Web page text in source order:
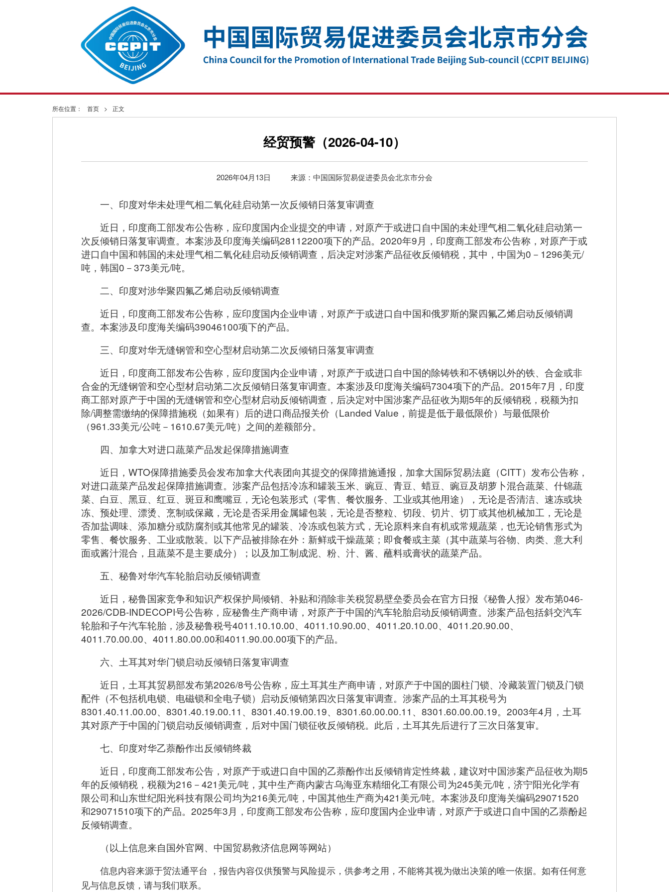
所在位置： 首页 > 正文
经贸预警（2026-04-10）
2026年04月13日 来源：中国国际贸易促进委员会北京市分会
一、印度对华未处理气相二氧化硅启动第一次反倾销日落复审调查
近日，印度商工部发布公告称，应印度国内企业提交的申请，对原产于或进口自中国的未处理气相二氧化硅启动第一
次反倾销日落复审调查。本案涉及印度海关编码28112200项下的产品。2020年9月，印度商工部发布公告称，对原产于或
进口自中国和韩国的未处理气相二氧化硅启动反倾销调查，后决定对涉案产品征收反倾销税，其中，中国为0－1296美元/
吨，韩国0－373美元/吨。
二、印度对涉华聚四氟乙烯启动反倾销调查
近日，印度商工部发布公告称，应印度国内企业申请，对原产于或进口自中国和俄罗斯的聚四氟乙烯启动反倾销调
查。本案涉及印度海关编码39046100项下的产品。
三、印度对华无缝钢管和空心型材启动第二次反倾销日落复审调查
近日，印度商工部发布公告称，应印度国内企业申请，对原产于或进口自中国的除铸铁和不锈钢以外的铁、合金或非
合金的无缝钢管和空心型材启动第二次反倾销日落复审调查。本案涉及印度海关编码7304项下的产品。2015年7月，印度
商工部对原产于中国的无缝钢管和空心型材启动反倾销调查，后决定对中国涉案产品征收为期5年的反倾销税，税额为扣
除/调整需缴纳的保障措施税（如果有）后的进口商品报关价（Landed Value，前提是低于最低限价）与最低限价
（961.33美元/公吨－1610.67美元/吨）之间的差额部分。
四、加拿大对进口蔬菜产品发起保障措施调查
近日，WTO保障措施委员会发布加拿大代表团向其提交的保障措施通报，加拿大国际贸易法庭（CITT）发布公告称，
对进口蔬菜产品发起保障措施调查。涉案产品包括冷冻和罐装玉米、豌豆、青豆、蜡豆、豌豆及胡萝卜混合蔬菜、什锦蔬
菜、白豆、黑豆、红豆、斑豆和鹰嘴豆，无论包装形式（零售、餐饮服务、工业或其他用途），无论是否清洁、速冻或块
冻、预处理、漂烫、烹制或保藏，无论是否采用金属罐包装，无论是否整粒、切段、切片、切丁或其他机械加工，无论是
否加盐调味、添加糖分或防腐剂或其他常见的罐装、冷冻或包装方式，无论原料来自有机或常规蔬菜，也无论销售形式为
零售、餐饮服务、工业或散装。以下产品被排除在外：新鲜或干燥蔬菜；即食餐或主菜（其中蔬菜与谷物、肉类、意大利
面或酱汁混合，且蔬菜不是主要成分）；以及加工制成泥、粉、汁、酱、蘸料或膏状的蔬菜产品。
五、秘鲁对华汽车轮胎启动反倾销调查
近日，秘鲁国家竞争和知识产权保护局倾销、补贴和消除非关税贸易壁垒委员会在官方日报《秘鲁人报》发布第046-
2026/CDB-INDECOPI号公告称，应秘鲁生产商申请，对原产于中国的汽车轮胎启动反倾销调查。涉案产品包括斜交汽车
轮胎和子午汽车轮胎，涉及秘鲁税号4011.10.10.00、4011.10.90.00、4011.20.10.00、4011.20.90.00、
4011.70.00.00、4011.80.00.00和4011.90.00.00项下的产品。
六、土耳其对华门锁启动反倾销日落复审调查
近日，土耳其贸易部发布第2026/8号公告称，应土耳其生产商申请，对原产于中国的圆柱门锁、冷藏装置门锁及门锁
配件（不包括机电锁、电磁锁和全电子锁）启动反倾销第四次日落复审调查。涉案产品的土耳其税号为
8301.40.11.00.00、8301.40.19.00.11、8301.40.19.00.19、8301.60.00.00.11、8301.60.00.00.19。2003年4月，土耳
其对原产于中国的门锁启动反倾销调查，后对中国门锁征收反倾销税。此后，土耳其先后进行了三次日落复审。
七、印度对华乙萘酚作出反倾销终裁
近日，印度商工部发布公告，对原产于或进口自中国的乙萘酚作出反倾销肯定性终裁，建议对中国涉案产品征收为期5
年的反倾销税，税额为216－421美元/吨，其中生产商内蒙古乌海亚东精细化工有限公司为245美元/吨，济宁阳光化学有
限公司和山东世纪阳光科技有限公司均为216美元/吨，中国其他生产商为421美元/吨。本案涉及印度海关编码29071520
和29071510项下的产品。2025年3月，印度商工部发布公告称，应印度国内企业申请，对原产于或进口自中国的乙萘酚起
反倾销调查。
（以上信息来自国外官网、中国贸易救济信息网等网站）
信息内容来源于贸法通平台 ，报告内容仅供预警与风险提示，供参考之用，不能将其视为做出决策的唯一依据。如有任何意
见与信息反馈，请与我们联系。